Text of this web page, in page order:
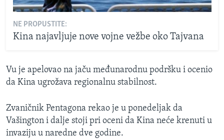
NE PROPUSTITE:
Kina najavljuje nove vojne vežbe oko Tajvana
Vu je apelovao na jaču međunarodnu podršku i ocenio
da Kina ugrožava regionalnu stabilnost.
Zvaničnik Pentagona rekao je u ponedeljak da
Vašington i dalje stoji pri oceni da Kina neće krenuti u
invaziju u naredne dve godine.